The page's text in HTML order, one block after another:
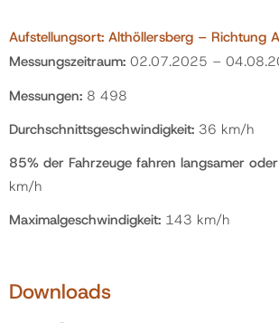
Aufstellungsort: Althöllersberg – Richtung
Messungszeitraum: 02.07.2025 –
Messungen: 8 498
Durchschnittsgeschwindigkeit: 36 km/h
85% der Fahrzeuge fahren langsamer
km/h
Maximalgeschwindigkeit: 143 km/h
Downloads